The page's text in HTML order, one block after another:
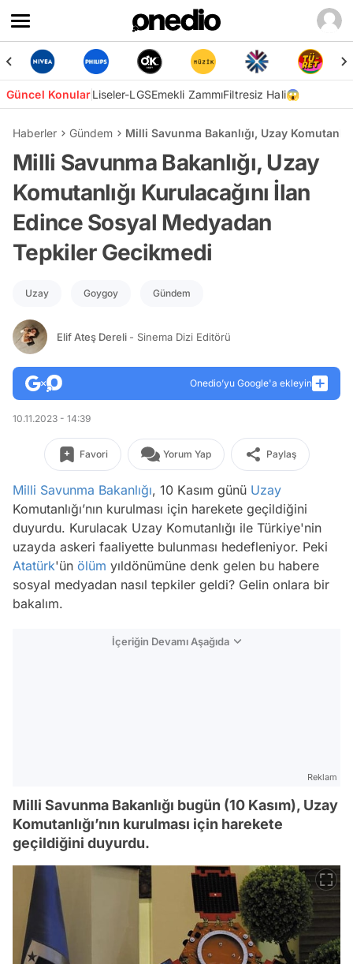
Güncel KonularLiseler-LGSEmekli ZammıFiltresiz Hali😱
Haberler Gündem Milli Savunma Bakanlığı, Uzay
Milli Savunma Bakanlığı, Uzay
Komutanlığı Kurulacağını İlan
Edince Sosyal Medyadan
Tepkiler Gecikmedi
Uzay Goygoy Gündem
Elif Ateş Dereli - Sinema Dizi Editörü
Onedio’yu Google'a ekleyin
10.11.2023 - 14:39
Favori Yorum Yap Paylaş
Milli Savunma Bakanlığı, 10 Kasım günü Uzay
Komutanlığı’nın kurulması için harekete geçildiğini
duyurdu. Kurulacak Uzay Komutanlığı ile Türkiye'nin
uzayda askeri faaliyette bulunması hedefleniyor. Peki
Atatürk'ün ölüm yıldönümüne denk gelen bu habere
sosyal medyadan nasıl tepkiler geldi? Gelin onlara bir
bakalım.
İçeriğin Devamı Aşağıda
Reklam
Milli Savunma Bakanlığı bugün (10 Kasım), Uzay
Komutanlığı’nın kurulması için harekete
geçildiğini duyurdu.